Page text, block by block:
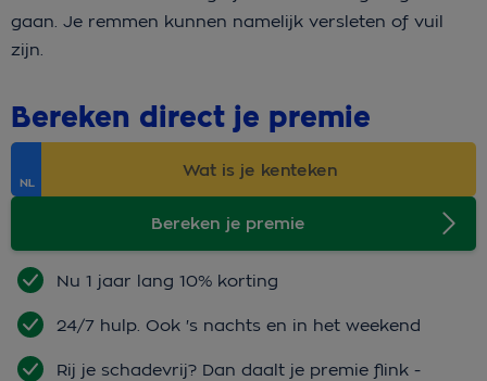
gaan. Je remmen kunnen namelijk versleten of vuil
zijn.
Bereken direct je premie
Bereken je premie
Nu 1 jaar lang 10% korting
24/7 hulp. Ook 's nachts en in het weekend
Rij je schadevrij? Dan daalt je premie flink -